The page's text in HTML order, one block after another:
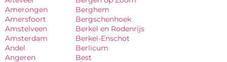
Amerongen
Amersfoort
Amstelveen
Amsterdam
Andel
Angeren
Berghem
Bergschenhoek
Berkel en Rodenrijs
Berkel-Enschot
Berlicum
Best